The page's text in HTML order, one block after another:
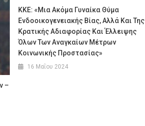
–
ΚΚΕ: «Μια Ακόμα Γυναίκα Θύμα
Ενδοοικογενειακής Βίας, Αλλά Και Της
Κρατικής Αδιαφορίας Και Έλλειψης
Όλων Των Αναγκαίων Μέτρων
Κοινωνικής Προστασίας»
16 Μαΐου 2024